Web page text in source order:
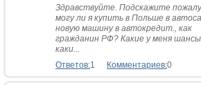
Здравствуйте. Подскажите
могу ли я купить в Польше в
новую машину в автокредит., как
гражданин РФ? Какие у меня
каки...
Ответов:1 Комментариев:0